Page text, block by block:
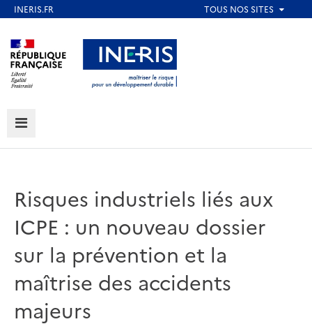
au
contenu
principal
Aller au contenu Aller au menu
Aller au pied de page
MENU
Risques industriels liés aux
ICPE : un nouveau dossier
sur la prévention et la
maîtrise des accidents
majeurs